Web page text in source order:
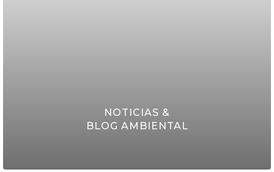
NOTICIAS &
BLOG AMBIENTAL